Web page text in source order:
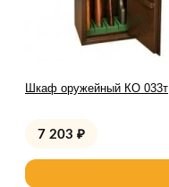
Шкаф оружейный КО 033т
7 203 ₽